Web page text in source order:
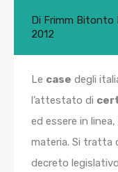
Di Frimm Bitonto
2012
Le case degli
l’attestato di
ed essere in
materia. Si tratta
decreto